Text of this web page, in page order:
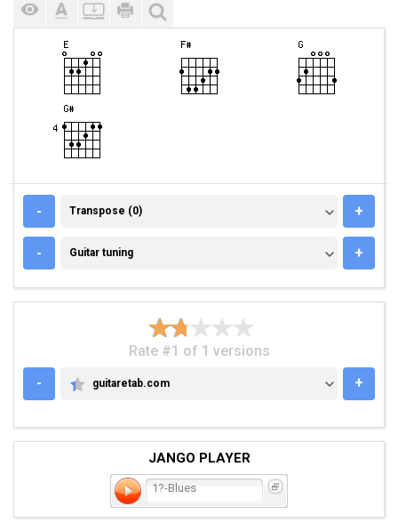
- TRANSPOSE (0)
Transpose (0) +
- GUITAR TUNING
Guitar tuning +
Rate #1 of 1 versions
-
GUITARETAB.COM
guitaretab.com +
JANGO PLAYER
1?-Blues